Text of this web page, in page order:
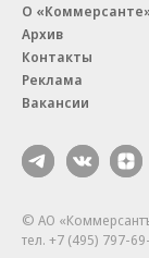
О
Архив
Контакты
Реклама
Вакансии
© АО
тел. +7 (495) 797-